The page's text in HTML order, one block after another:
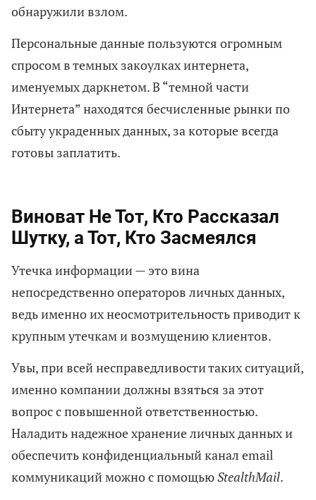
обнаружили взлом.
Персональные данные пользуются огромным
спросом в темных закоулках интернета,
именуемых даркнетом. В “темной части
Интернета” находятся бесчисленные рынки по
сбыту украденных данных, за которые всегда
готовы заплатить.
Виноват Не Тот, Кто Рассказал
Шутку, а Тот, Кто Засмеялся
Утечка информации — это вина
непосредственно операторов личных данных,
ведь именно их неосмотрительность приводит к
крупным утечкам и возмущению клиентов.
Увы, при всей несправедливости таких ситуаций,
именно компании должны взяться за этот
вопрос с повышенной ответственностью.
Наладить надежное хранение личных данных и
обеспечить конфиденциальный канал email
коммуникаций можно с помощьюStealthMail.